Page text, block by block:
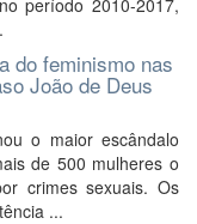
período 2010-2017,
do feminismo nas
João de Deus
o maior escândalo
de 500 mulheres o
crimes sexuais. Os
...